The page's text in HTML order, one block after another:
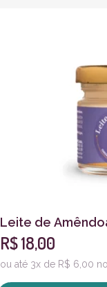
Leite de
Degustação
R$ 18,00
ou até 3x de R$ 6,00